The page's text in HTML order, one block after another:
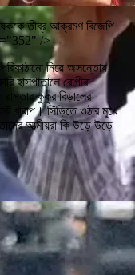
তীব্র আক্রমণ বিজেপি
/>
নিয়ে অসন্তোষ
হাসপাতালে রোগীরা
কুকুর বিড়ালের
খারাপ। সিঁড়িতে ওঠার মুখে
আত্মীয়রা কি উড়ে উড়ে